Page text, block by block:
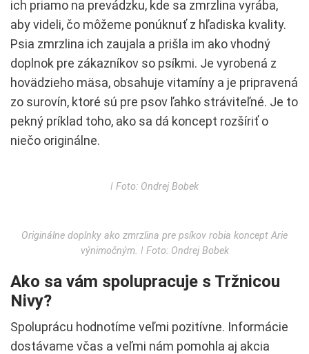
ich priamo na prevádzku, kde sa zmrzlina vyrába,
aby videli, čo môžeme ponúknuť z hľadiska kvality.
Psia zmrzlina ich zaujala a prišla im ako vhodný
doplnok pre zákazníkov so psíkmi. Je vyrobená z
hovädzieho mäsa, obsahuje vitamíny a je pripravená
zo surovín, ktoré sú pre psov ľahko stráviteľné. Je to
pekný príklad toho, ako sa dá koncept rozšíriť o
niečo originálne.
ǀ Foto: Ondrej Bobek
Originálne doplnky ako zmrzlina pre psíkov robia koncept Arie
výnimočným. ǀ Foto: Ondrej Bobek
Ako sa vám spolupracuje s Tržnicou
Nivy?
Spoluprácu hodnotíme veľmi pozitívne. Informácie
dostávame včas a veľmi nám pomohla aj akcia